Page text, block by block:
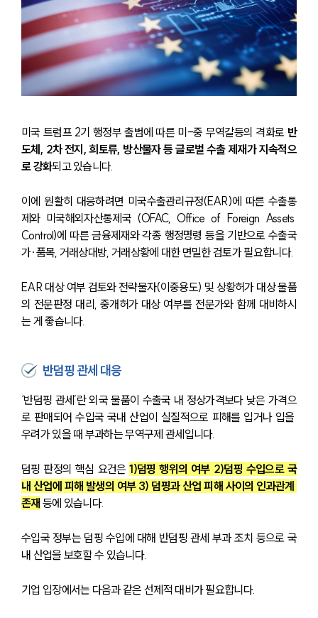
미국 트럼프 2기 행정부 출범에 따른 미-중 무역갈등의 격화로 반
도체, 2차 전지, 희토류, 방산물자 등 글로벌 수출 제재가 지속적으
로 강화되고 있습니다.
이에 원활히 대응하려면 미국수출관리규정(EAR)에 따른 수출통
제와 미국해외자산통제국 (OFAC, Office of Foreign Assets
Control)에 따른 금융제재와 각종 행정명령 등을 기반으로 수출국
가·품목, 거래상대방, 거래상황에 대한 면밀한 검토가 필요합니다.
EAR 대상 여부 검토와 전략물자(이중용도) 및 상황허가 대상 물품
의 전문판정 대리, 중개허가 대상 여부를 전문가와 함께 대비하시
는 게 좋습니다.
반덤핑 관세 대응
‘반덤핑 관세’란 외국 물품이 수출국 내 정상가격보다 낮은 가격으
로 판매되어 수입국 국내 산업이 실질적으로 피해를 입거나 입을
우려가 있을 때 부과하는 무역구제 관세입니다.
덤핑 판정의 핵심 요건은 1)덤핑 행위의 여부 2)덤핑 수입으로 국
내 산업에 피해 발생의 여부 3) 덤핑과 산업 피해 사이의 인과관계
존재 등에 있습니다.
수입국 정부는 덤핑 수입에 대해 반덤핑 관세 부과 조치 등으로 국
내 산업을 보호할 수 있습니다.
기업 입장에서는 다음과 같은 선제적 대비가 필요합니다.